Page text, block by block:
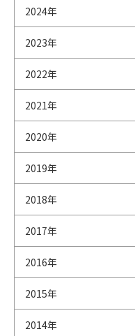
2024年
2023年
2022年
2021年
2020年
2019年
2018年
2017年
2016年
2015年
2014年